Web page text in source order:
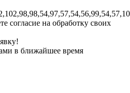
согласие на обработку своих
в ближайшее время